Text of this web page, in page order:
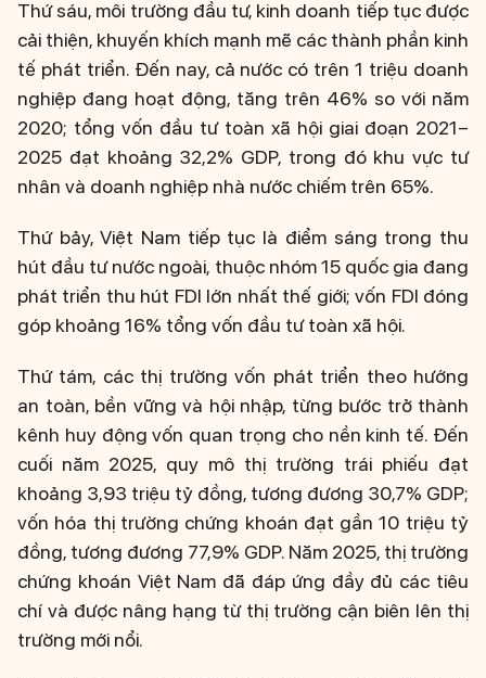
Thứ sáu, môi trường đầu tư, kinh doanh tiếp tục được
cải thiện, khuyến khích mạnh mẽ các thành phần kinh
tế phát triển. Đến nay, cả nước có trên 1 triệu doanh
nghiệp đang hoạt động, tăng trên 46% so với năm
2020; tổng vốn đầu tư toàn xã hội giai đoạn 2021–
2025 đạt khoảng 32,2% GDP, trong đó khu vực tư
nhân và doanh nghiệp nhà nước chiếm trên 65%.
Thứ bảy, Việt Nam tiếp tục là điểm sáng trong thu
hút đầu tư nước ngoài, thuộc nhóm 15 quốc gia đang
phát triển thu hút FDI lớn nhất thế giới; vốn FDI đóng
góp khoảng 16% tổng vốn đầu tư toàn xã hội.
Thứ tám, các thị trường vốn phát triển theo hướng
an toàn, bền vững và hội nhập, từng bước trở thành
kênh huy động vốn quan trọng cho nền kinh tế. Đến
cuối năm 2025, quy mô thị trường trái phiếu đạt
khoảng 3,93 triệu tỷ đồng, tương đương 30,7% GDP;
vốn hóa thị trường chứng khoán đạt gần 10 triệu tỷ
đồng, tương đương 77,9% GDP. Năm 2025, thị trường
chứng khoán Việt Nam đã đáp ứng đầy đủ các tiêu
chí và được nâng hạng từ thị trường cận biên lên thị
trường mới nổi.